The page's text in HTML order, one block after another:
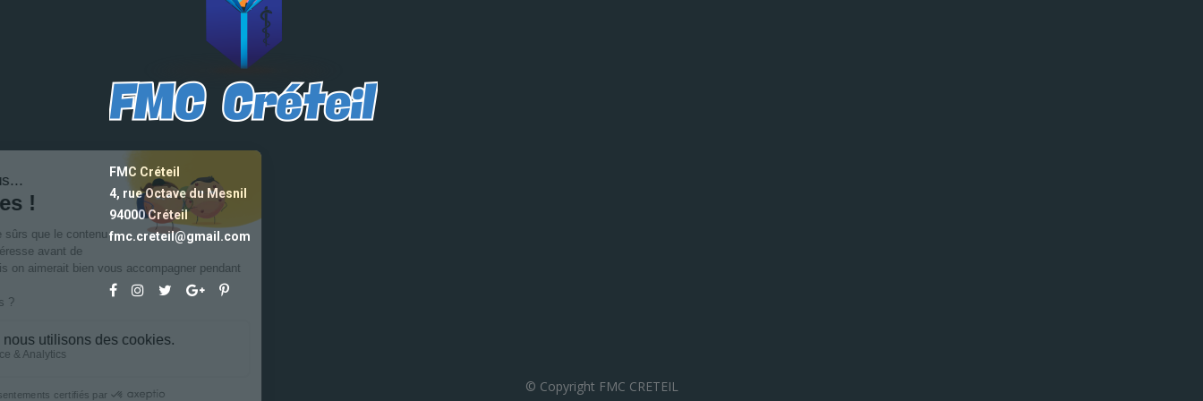
FMC Créteil
4, rue Octave du Mesnil
94000 Créteil
fmc.creteil@gmail.com
© Copyright FMC CRETEIL